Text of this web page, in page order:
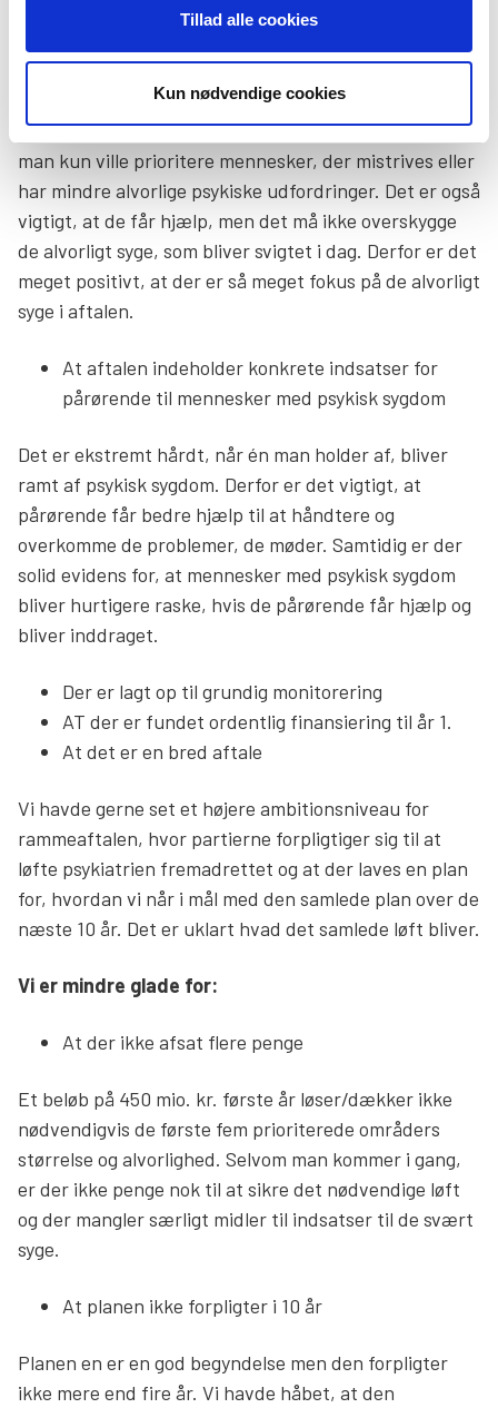
Tillad alle cookies
Kun nødvendige cookies
Vi har undervejs i arbejdet været nervøse ved om,
man kun ville prioritere mennesker, der mistrives eller
har mindre alvorlige psykiske udfordringer. Det er også
vigtigt, at de får hjælp, men det må ikke overskygge
de alvorligt syge, som bliver svigtet i dag. Derfor er det
meget positivt, at der er så meget fokus på de alvorligt
syge i aftalen.
At aftalen indeholder konkrete indsatser for
pårørende til mennesker med psykisk sygdom
Det er ekstremt hårdt, når én man holder af, bliver
ramt af psykisk sygdom. Derfor er det vigtigt, at
pårørende får bedre hjælp til at håndtere og
overkomme de problemer, de møder. Samtidig er der
solid evidens for, at mennesker med psykisk sygdom
bliver hurtigere raske, hvis de pårørende får hjælp og
bliver inddraget.
Der er lagt op til grundig monitorering
AT der er fundet ordentlig finansiering til år 1.
At det er en bred aftale
Vi havde gerne set et højere ambitionsniveau for
rammeaftalen, hvor partierne forpligtiger sig til at
løfte psykiatrien fremadrettet og at der laves en plan
for, hvordan vi når i mål med den samlede plan over de
næste 10 år. Det er uklart hvad det samlede løft bliver.
Vi er mindre glade for:
At der ikke afsat flere penge
Et beløb på 450 mio. kr. første år løser/dækker ikke
nødvendigvis de første fem prioriterede områders
størrelse og alvorlighed. Selvom man kommer i gang,
er der ikke penge nok til at sikre det nødvendige løft
og der mangler særligt midler til indsatser til de svært
syge.
At planen ikke forpligter i 10 år
Planen en er en god begyndelse men den forpligter
ikke mere end fire år. Vi havde håbet, at den